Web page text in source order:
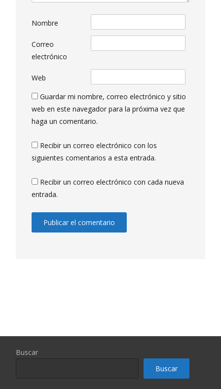
Nombre
Correo
electrónico
Web
Guardar mi nombre, correo electrónico y sitio
web en este navegador para la próxima vez que
haga un comentario.
Recibir un correo electrónico con los
siguientes comentarios a esta entrada.
Recibir un correo electrónico con cada nueva
entrada.
Buscar
Buscar